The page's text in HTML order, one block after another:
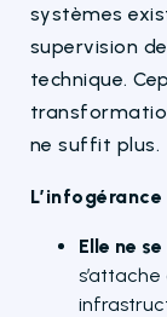
systèmes
supervision
technique.
ne suffit plus.
Elle ne